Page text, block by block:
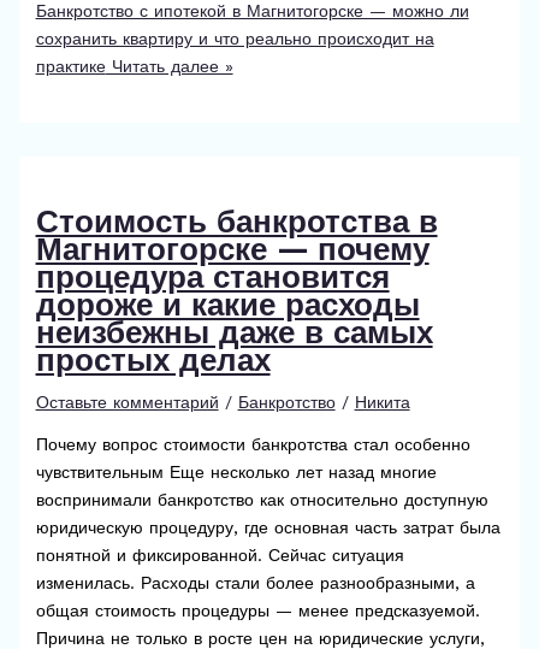
Банкротство с ипотекой в Магнитогорске — можно ли
сохранить квартиру и что реально происходит на
практикеЧитать далее »
Стоимость банкротства в
Магнитогорске — почему
процедура становится
дороже и какие расходы
неизбежны даже в самых
простых делах
Оставьте комментарий / Банкротство/ Никита
Почему вопрос стоимости банкротства стал особенно
чувствительным Еще несколько лет назад многие
воспринимали банкротство как относительно доступную
юридическую процедуру, где основная часть затрат была
понятной и фиксированной. Сейчас ситуация
изменилась. Расходы стали более разнообразными, а
общая стоимость процедуры — менее предсказуемой.
Причина не только в росте цен на юридические услуги,